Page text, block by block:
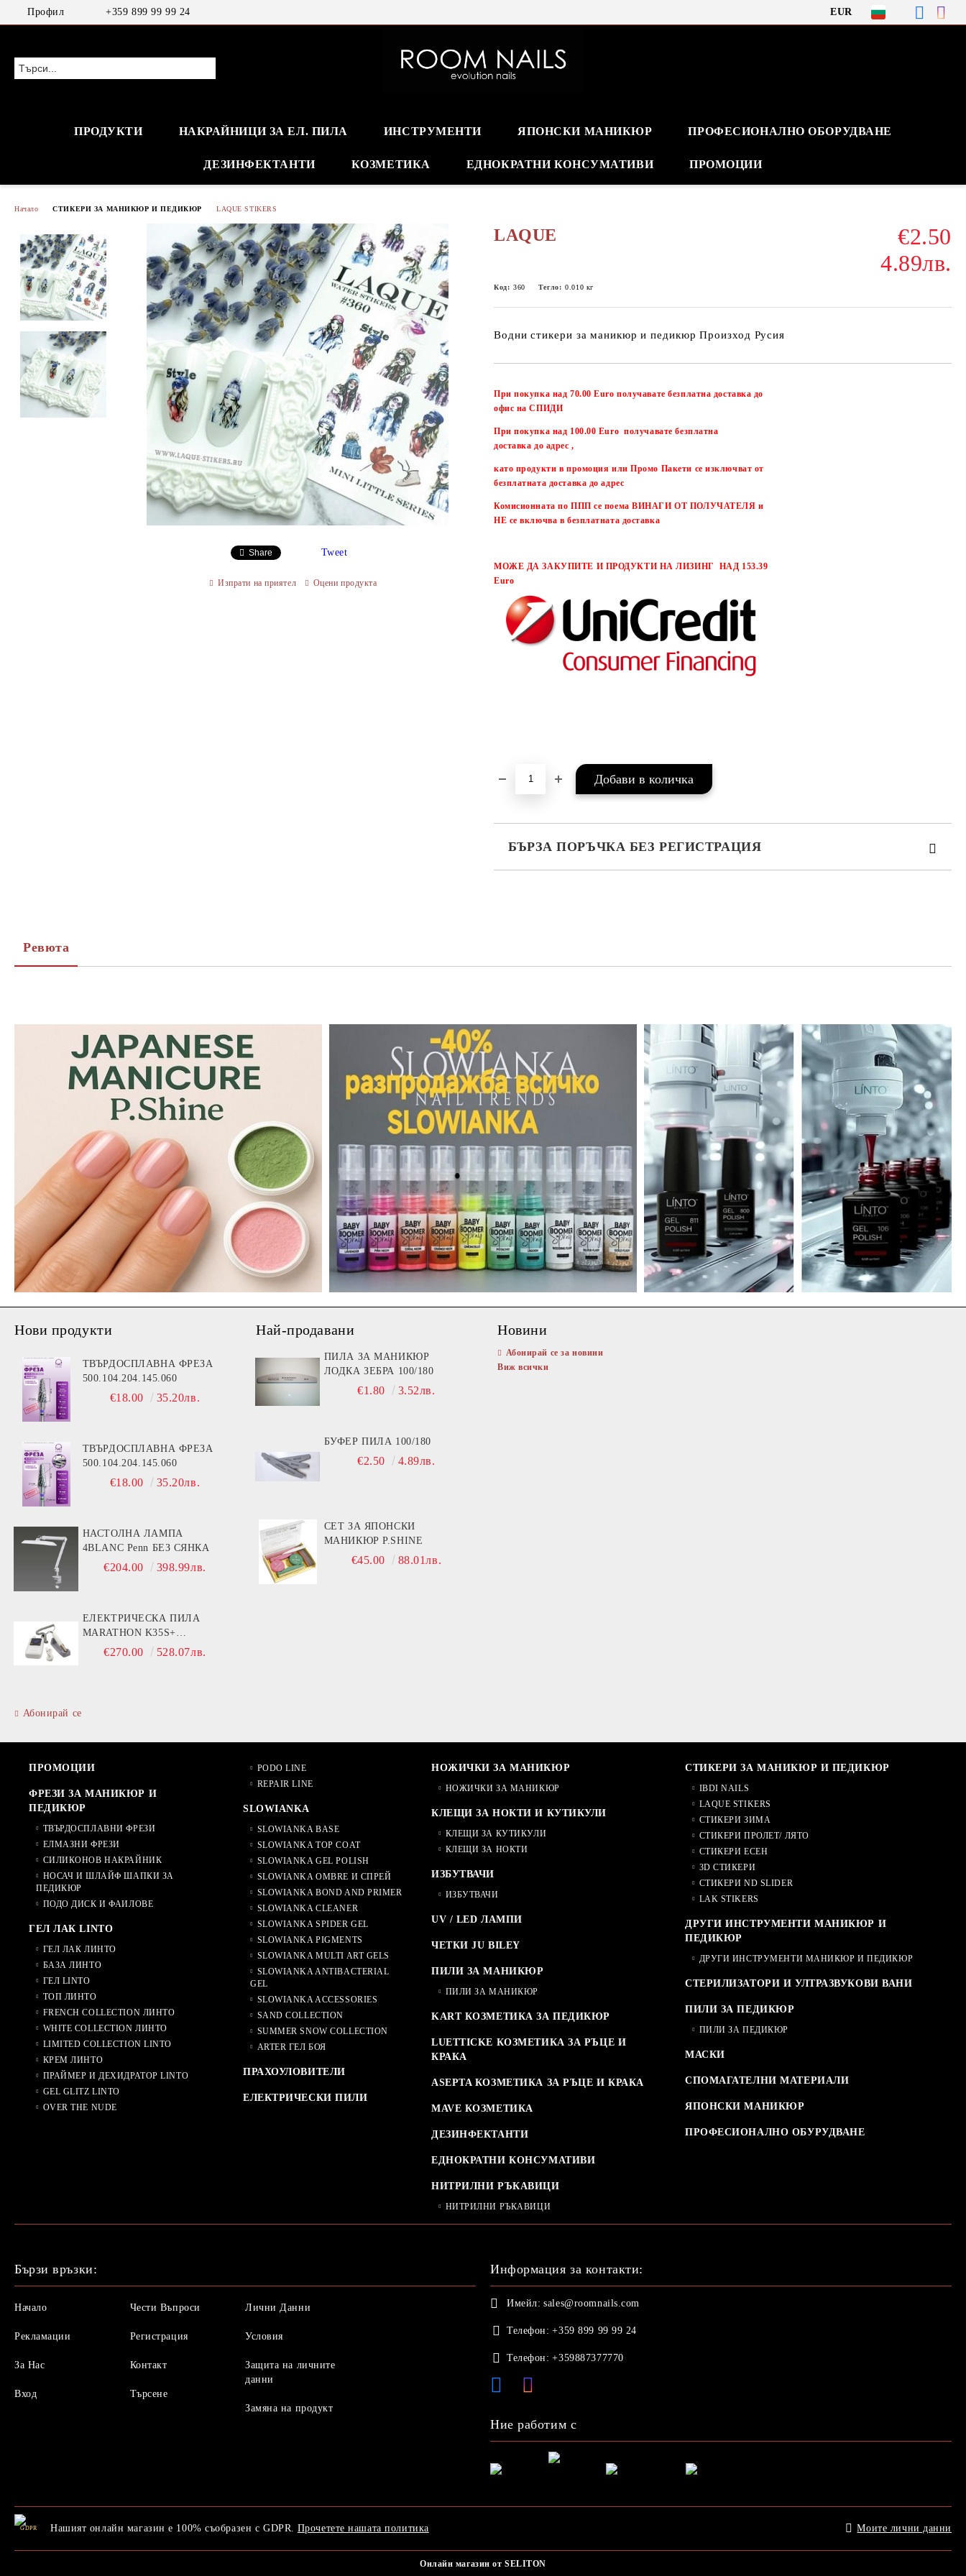
Профил +359 899 99 99 24 EUR
ПРОДУКТИ НАКРАЙНИЦИ ЗА ЕЛ. ПИЛА ИНСТРУМЕНТИ ЯПОНСКИ МАНИКЮР ПРОФЕСИОНАЛНО ОБОРУДВАНЕ
ДЕЗИНФЕКТАНТИ КОЗМЕТИКА ЕДНОКРАТНИ КОНСУМАТИВИ ПРОМОЦИИ
Начало СТИКЕРИ ЗА МАНИКЮР И ПЕДИКЮР LAQUE STIKERS
LAQUE
€2.50
4.89лв.
Код: 360 Тегло: 0.010 кг
Водни стикери за маникюр и педикюр Произход Русия
При покупка над 70.00 Euro получавате безплатна доставка до
офис на СПИДИ
При покупка над 100.00 Euro получавате безплатна
доставка до адрес ,
като продукти в промоция или Промо Пакети се изключват от
безплатната доставка до адрес
Комисионната по ППП се поема ВИНАГИ ОТ ПОЛУЧАТЕЛЯ и
НЕ се включва в безплатната доставка
МОЖЕ ДА ЗАКУПИТЕ И ПРОДУКТИ НА ЛИЗИНГ НАД 153.39
Euro
БЪРЗА ПОРЪЧКА БЕЗ РЕГИСТРАЦИЯ
Share Tweet
Изпрати на приятел Оцени продукта
Ревюта
Нови продукти
ТВЪРДОСПЛАВНА ФРЕЗА
500.104.204.145.060
€18.00 35.20лв.
ТВЪРДОСПЛАВНА ФРЕЗА
500.104.204.145.060
€18.00 35.20лв.
НАСТОЛНА ЛАМПА
4BLANC Penn БЕЗ СЯНКА
€204.00 398.99лв.
ЕЛЕКТРИЧЕСКА ПИЛА
MARATHON K35S+
РЪКОХВАТКА BS30S- 30000
€270.00 528.07лв.
Абонирай се
Най-продавани
ПИЛА ЗА МАНИКЮР
ЛОДКА ЗЕБРА 100/180
€1.80 3.52лв.
БУФЕР ПИЛА 100/180
€2.50 4.89лв.
СЕТ ЗА ЯПОНСКИ
МАНИКЮР P.SHINE
€45.00 88.01лв.
Новини
Абонирай се за новини
Виж всички
ПРОМОЦИИ
ФРЕЗИ ЗА МАНИКЮР И
ПЕДИКЮР
ТВЪРДОСПЛАВНИ ФРЕЗИ
ЕЛМАЗНИ ФРЕЗИ
СИЛИКОНОВ НАКРАЙНИК
НОСАЧ И ШЛАЙФ ШАПКИ ЗА
ПЕДИКЮР
ПОДО ДИСК И ФАИЛОВЕ
ГЕЛ ЛАК LINTO
ГЕЛ ЛАК ЛИНТО
БАЗА ЛИНТО
ГЕЛ LINTO
ТОП ЛИНТО
FRENCH COLLECTION ЛИНТО
WHITE COLLECTION ЛИНТО
LIMITED COLLECTION LINTO
КРЕМ ЛИНТО
ПРАЙМЕР И ДЕХИДРАТОР LINTO
GEL GLITZ LINTO
OVER THE NUDE
PODO LINE
REPAIR LINE
SLOWIANKA
SLOWIANKA BASE
SLOWIANKA TOP COAT
SLOWIANKA GEL POLISH
SLOWIANKA OMBRE И СПРЕЙ
SLOWIANKA BOND AND PRIMER
SLOWIANKA CLEANER
SLOWIANKA SPIDER GEL
SLOWIANKA PIGMENTS
SLOWIANKA MULTI ART GELS
SLOWIANKA ANTIBACTERIAL
GEL
SLOWIANKA ACCESSORIES
SAND COLLECTION
SUMMER SNOW COLLECTION
ARTER ГЕЛ БОЯ
ПРАХОУЛОВИТЕЛИ
ЕЛЕКТРИЧЕСКИ ПИЛИ
НОЖИЧКИ ЗА МАНИКЮР
НОЖИЧКИ ЗА МАНИКЮР
КЛЕЩИ ЗА НОКТИ И КУТИКУЛИ
КЛЕЩИ ЗА КУТИКУЛИ
КЛЕЩИ ЗА НОКТИ
ИЗБУТВАЧИ
ИЗБУТВАЧИ
UV / LED ЛАМПИ
ЧЕТКИ JU BILEY
ПИЛИ ЗА МАНИКЮР
ПИЛИ ЗА МАНИКЮР
KART КОЗМЕТИКА ЗА ПЕДИКЮР
LUETTICKE КОЗМЕТИКА ЗА РЪЦЕ И
КРАКА
ASEPTA КОЗМЕТИКА ЗА РЪЦЕ И КРАКА
MAVE КОЗМЕТИКА
ДЕЗИНФЕКТАНТИ
ЕДНОКРАТНИ КОНСУМАТИВИ
НИТРИЛНИ РЪКАВИЦИ
НИТРИЛНИ РЪКАВИЦИ
СТИКЕРИ ЗА МАНИКЮР И ПЕДИКЮР
IBDI NAILS
LAQUE STIKERS
СТИКЕРИ ЗИМА
СТИКЕРИ ПРОЛЕТ/ ЛЯТО
СТИКЕРИ ЕСЕН
3D СТИКЕРИ
СТИКЕРИ ND SLIDER
LAK STIKERS
ДРУГИ ИНСТРУМЕНТИ МАНИКЮР И
ПЕДИКЮР
ДРУГИ ИНСТРУМЕНТИ МАНИКЮР И ПЕДИКЮР
СТЕРИЛИЗАТОРИ И УЛТРАЗВУКОВИ ВАНИ
ПИЛИ ЗА ПЕДИКЮР
ПИЛИ ЗА ПЕДИКЮР
МАСКИ
СПОМАГАТЕЛНИ МАТЕРИАЛИ
ЯПОНСКИ МАНИКЮР
ПРОФЕСИОНАЛНО ОБУРУДВАНЕ
Бързи връзки:
Начало
Рекламации
За Нас
Вход
Чести Въпроси
Регистрация
Контакт
Търсене
Лични Данни
Условия
Защита на личните
данни
Замяна на продукт
Информация за контакти:
Имейл: sales@roomnails.com
Телефон: +359 899 99 99 24
Телефон: +359887377770
Ние работим с
GDPR Нашият онлайн магазин е 100% съобразен с GDPR. Прочетете нашата политика Моите лични данни
Онлайн магазин от SELITON